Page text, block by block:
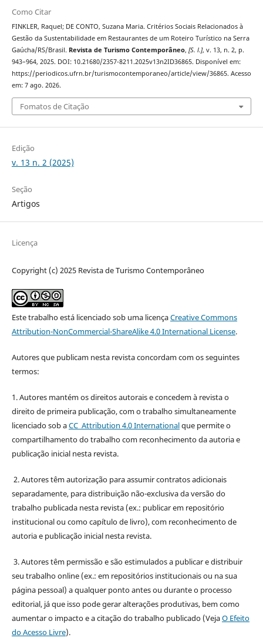
Como Citar
FINKLER, Raquel; DE CONTO, Suzana Maria. Critérios Sociais Relacionados à
Gestão da Sustentabilidade em Restaurantes de um Roteiro Turístico na Serra
Gaúcha/RS/Brasil. Revista de Turismo Contemporâneo, [S. l.], v. 13, n. 2, p.
943–964, 2025. DOI: 10.21680/2357-8211.2025v13n2ID36865. Disponível em:
https://periodicos.ufrn.br/turismocontemporaneo/article/view/36865. Acesso
em: 7 ago. 2026.
Fomatos de Citação
Edição
v. 13 n. 2 (2025)
Seção
Artigos
Licença
Copyright (c) 2025 Revista de Turismo Contemporâneo
Este trabalho está licenciado sob uma licençaCreative Commons
Attribution-NonCommercial-ShareAlike 4.0 International License.
Autores que publicam nesta revista concordam com os seguintes
termos:
1. Autores mantém os direitos autorais e concedem à revista o
direito de primeira publicação, com o trabalho simultaneamente
licenciado sob aCC Attribution 4.0 Internationalque permite o
compartilhamento do trabalho com reconhecimento da autoria e
publicação inicial nesta revista.
2. Autores têm autorização para assumir contratos adicionais
separadamente, para distribuição não-exclusiva da versão do
trabalho publicada nesta revista (ex.: publicar em repositório
institucional ou como capítulo de livro), com reconhecimento de
autoria e publicação inicial nesta revista.
3. Autores têm permissão e são estimulados a publicar e distribuir
seu trabalho online (ex.: em repositórios institucionais ou na sua
página pessoal) a qualquer ponto antes ou durante o processo
editorial, já que isso pode gerar alterações produtivas, bem como
aumentar o impacto e a citação do trabalho publicado (VejaO Efeito
do Acesso Livre).